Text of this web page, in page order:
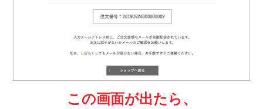
この画面が出たら、